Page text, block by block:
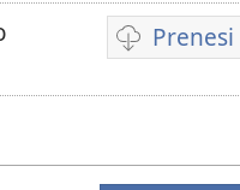
Prenesi
Možnosti